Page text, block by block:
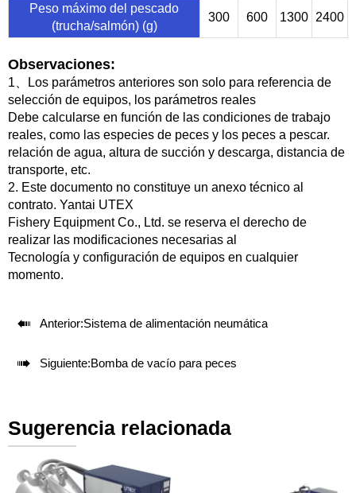
Peso máximo del pescado
(trucha/salmón) (g)
300 600 1300 2400
Observaciones:
1、Los parámetros anteriores son solo para referencia de
selección de equipos, los parámetros reales
Debe calcularse en función de las condiciones de trabajo
reales, como las especies de peces y los peces a pescar.
relación de agua, altura de succión y descarga, distancia de
transporte, etc.
2. Este documento no constituye un anexo técnico al
contrato. Yantai UTEX
Fishery Equipment Co., Ltd. se reserva el derecho de
realizar las modificaciones necesarias al
Tecnología y configuración de equipos en cualquier
momento.
 Anterior:Sistema de alimentación neumática
 Siguiente:Bomba de vacío para peces
Sugerencia relacionada